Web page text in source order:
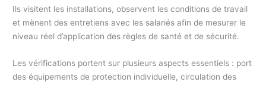
Ils visitent les installations, observent les conditions de travail
et mènent des entretiens avec les salariés afin de mesurer le
niveau réel d’application des règles de santé et de sécurité.
Les vérifications portent sur plusieurs aspects essentiels : port
des équipements de protection individuelle, circulation des